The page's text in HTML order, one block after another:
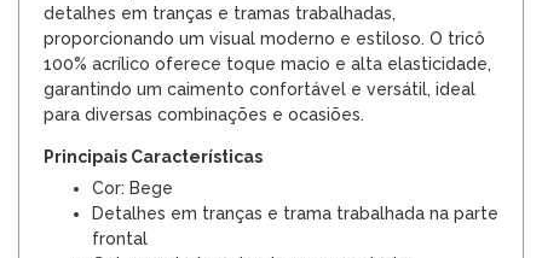
detalhes em tranças e tramas trabalhadas,
proporcionando um visual moderno e estiloso. O tricô
100% acrílico oferece toque macio e alta elasticidade,
garantindo um caimento confortável e versátil, ideal
para diversas combinações e ocasiões.
Principais Características
Cor: Bege
Detalhes em tranças e trama trabalhada na parte
frontal